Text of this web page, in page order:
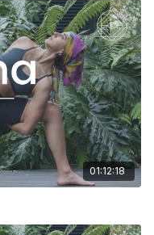
01:12:18